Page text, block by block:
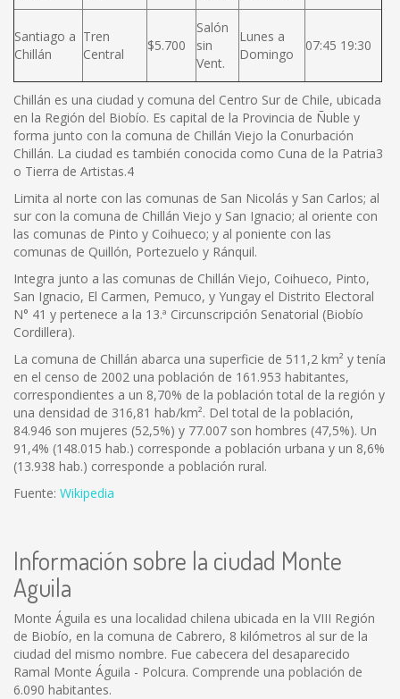
Santiago a
Chillán
Tren
Central
$5.700
Salón
sin
Vent.
Lunes a
Domingo
07:45 19:30
Chillán es una ciudad y comuna del Centro Sur de Chile, ubicada
en la Región del Biobío. Es capital de la Provincia de Ñuble y
forma junto con la comuna de Chillán Viejo la Conurbación
Chillán. La ciudad es también conocida como Cuna de la Patria3
o Tierra de Artistas.4
Limita al norte con las comunas de San Nicolás y San Carlos; al
sur con la comuna de Chillán Viejo y San Ignacio; al oriente con
las comunas de Pinto y Coihueco; y al poniente con las
comunas de Quillón, Portezuelo y Ránquil.
Integra junto a las comunas de Chillán Viejo, Coihueco, Pinto,
San Ignacio, El Carmen, Pemuco, y Yungay el Distrito Electoral
N° 41 y pertenece a la 13.ª Circunscripción Senatorial (Biobío
Cordillera).
La comuna de Chillán abarca una superficie de 511,2 km² y tenía
en el censo de 2002 una población de 161.953 habitantes,
correspondientes a un 8,70% de la población total de la región y
una densidad de 316,81 hab/km². Del total de la población,
84.946 son mujeres (52,5%) y 77.007 son hombres (47,5%). Un
91,4% (148.015 hab.) corresponde a población urbana y un 8,6%
(13.938 hab.) corresponde a población rural.
Fuente: Wikipedia
Información sobre la ciudad Monte
Aguila
Monte Águila es una localidad chilena ubicada en la VIII Región
de Biobío, en la comuna de Cabrero, 8 kilómetros al sur de la
ciudad del mismo nombre. Fue cabecera del desaparecido
Ramal Monte Águila - Polcura. Comprende una población de
6.090 habitantes.